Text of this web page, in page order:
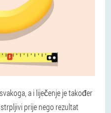
a i liječenje je također
prije nego rezultat